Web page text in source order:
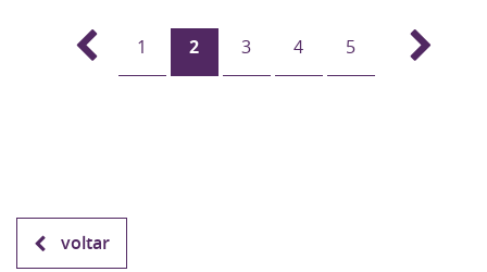
1 2 3 4 5
voltar